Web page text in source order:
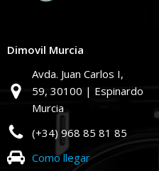
Dimovil Murcia
Avda. Juan Carlos I,
59, 30100 | Espinardo
Murcia
(+34) 968 85 81 85
Como llegar